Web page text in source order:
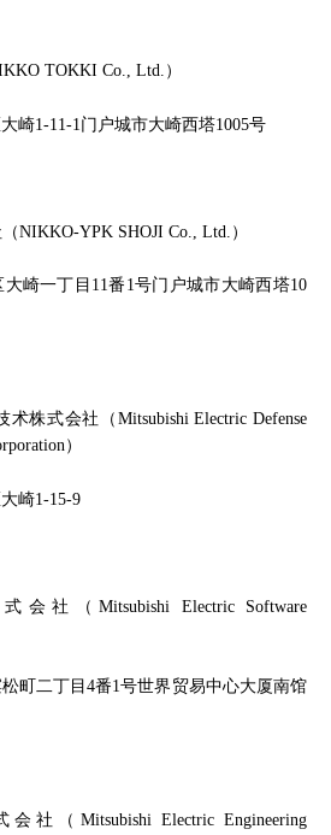
TOKKI Co., Ltd.）
崎1-11-1门户城市大崎西塔1005号
NIKKO-YPK SHOJI Co., Ltd.）
崎一丁目11番1号门户城市大崎西塔10
株式会社（Mitsubishi Electric Defense
）
崎1-15-9
社（Mitsubishi Electric Software
町二丁目4番1号世界贸易中心大厦南馆
社（Mitsubishi Electric Engineering